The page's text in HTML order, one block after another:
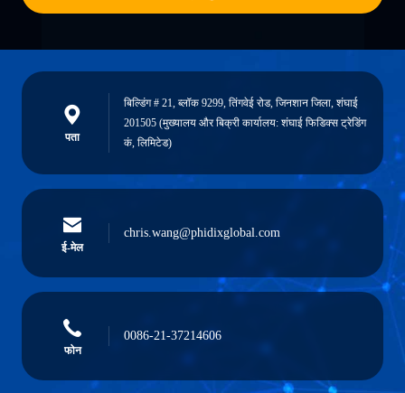
पता
बिल्डिंग # 21, ब्लॉक 9299, तिंगवेई रोड, जिनशान जिला, शंघाई
201505 (मुख्यालय और बिक्री कार्यालय: शंघाई फिडिक्स ट्रेडिंग
कं, लिमिटेड)
ई-मेल
chris.wang@phidixglobal.com
फोन
0086-21-37214606